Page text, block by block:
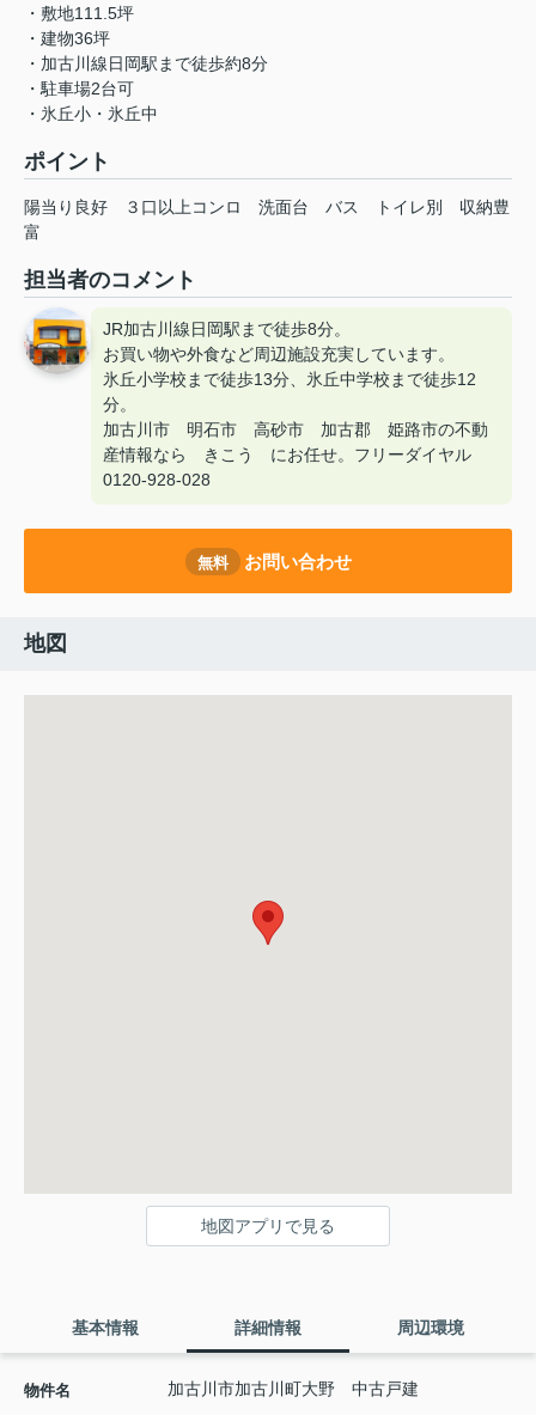
・敷地111.5坪
・建物36坪
・加古川線日岡駅まで徒歩約8分
・駐車場2台可
・氷丘小・氷丘中
ポイント
陽当り良好 ３口以上コンロ 洗面台 バス トイレ別
収納豊
富
担当者のコメント
JR加古川線日岡駅まで徒歩8分。
お買い物や外食など周辺施設充実しています。
氷丘小学校まで徒歩13分、氷丘中学校まで徒歩12
分。
加古川市 明石市 高砂市 加古郡 姫路市の不動
産情報なら きこう にお任せ。フリーダイヤル
0120-928-028
無料 お問い合わせ
地図
地図アプリで見る
基本情報 詳細情報 周辺環境
物件名 加古川市加古川町大野 中古戸建